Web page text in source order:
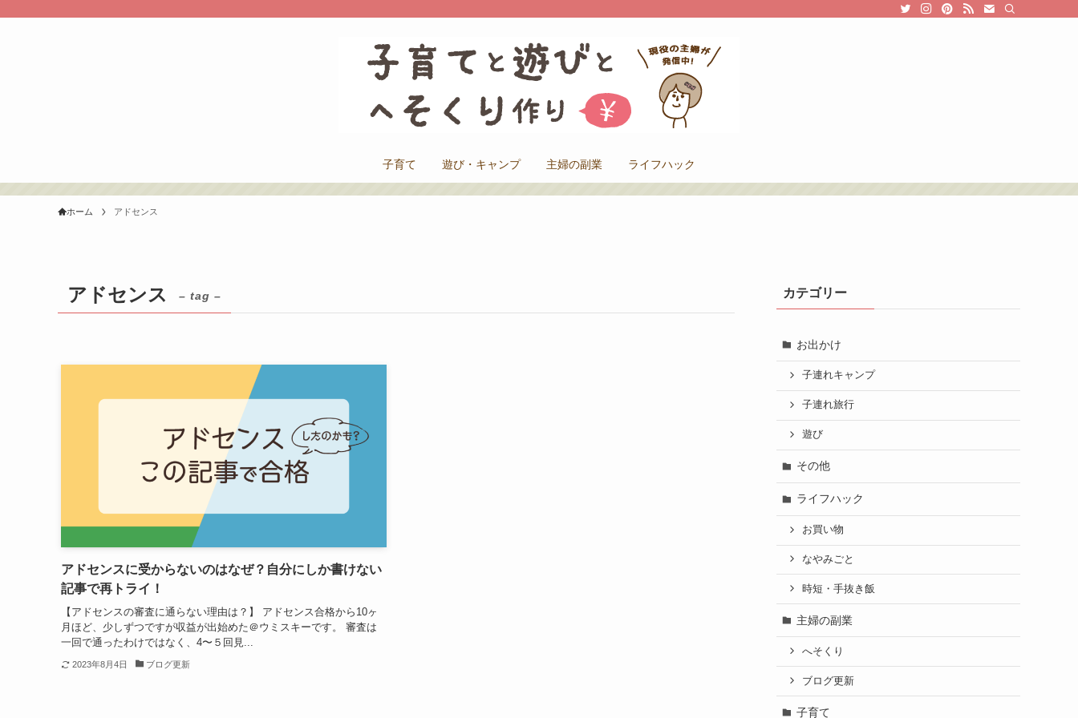
子育て 遊び・キャンプ 主婦の副業 ライフハック
ホーム アドセンス
アドセンス – tag –
アドセンスに受からないのはなぜ？自分にしか書けない
記事で再トライ！
【アドセンスの審査に通らない理由は？】 アドセンス合格から10ヶ
月ほど、少しずつですが収益が出始めた＠ウミスキーです。 審査は
一回で通ったわけではなく、4〜５回見...
2023年8月4日 ブログ更新
カテゴリー
お出かけ
子連れキャンプ
子連れ旅行
遊び
その他
ライフハック
お買い物
なやみごと
時短・手抜き飯
主婦の副業
へそくり
ブログ更新
子育て